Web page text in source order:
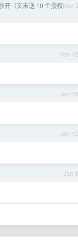
Mar 3
开（文末送 10 个授权
Feb 12
Jan 28
Jan 12
Jan 8